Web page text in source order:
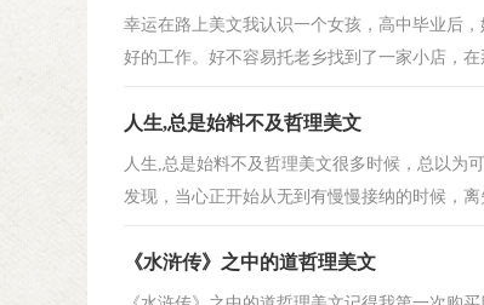
幸运在路上美文我认识一个女孩，高中毕业后
好的工作。好不容易托老乡找到了一家小店
人生,总是始料不及哲理美文
人生,总是始料不及哲理美文很多时候，总以为
发现，当心正开始从无到有慢慢接纳的时候，
《水浒传》之中的道哲理美文